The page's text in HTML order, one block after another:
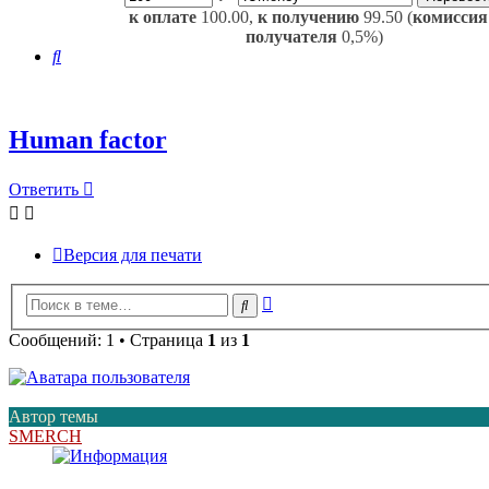
к оплате 100.00, к получению 99.50 (
получателя 0,5%)
Поиск
Human factor
Ответить
Версия для печати
Поиск
Сообщений: 1 • Страница 1 из 1
Автор темы
SMERCH